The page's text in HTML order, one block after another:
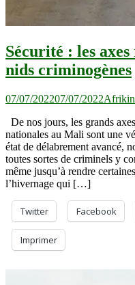
Sécurité : les
nids criminogènes
07/07/202207/07/2022
De nos jours, les grands
nationales au Mali sont une
état de délabrement avancé,
toutes sortes de criminels y
même jusqu’à rendre
l’hivernage qui […]
Twitter Facebook
Imprimer